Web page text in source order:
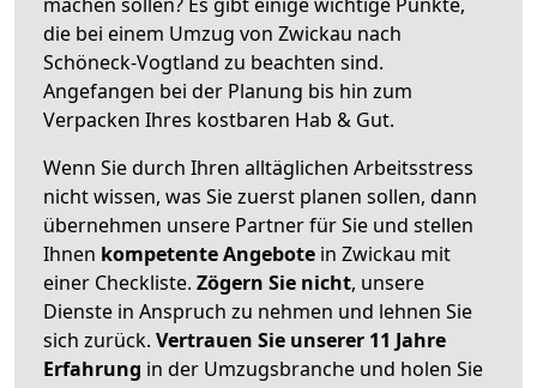
die bei einem Umzug von Zwickau nach
Schöneck-Vogtland zu beachten sind.
Angefangen bei der Planung bis hin zum
Verpacken Ihres kostbaren Hab & Gut.
Wenn Sie durch Ihren alltäglichen Arbeitsstress
nicht wissen, was Sie zuerst planen sollen, dann
übernehmen unsere Partner für Sie und stellen
Ihnen kompetente Angebote in Zwickau mit
einer Checkliste. Zögern Sie nicht, unsere
Dienste in Anspruch zu nehmen und lehnen Sie
sich zurück. Vertrauen Sie unserer 11 Jahre
Erfahrung in der Umzugsbranche und holen Sie